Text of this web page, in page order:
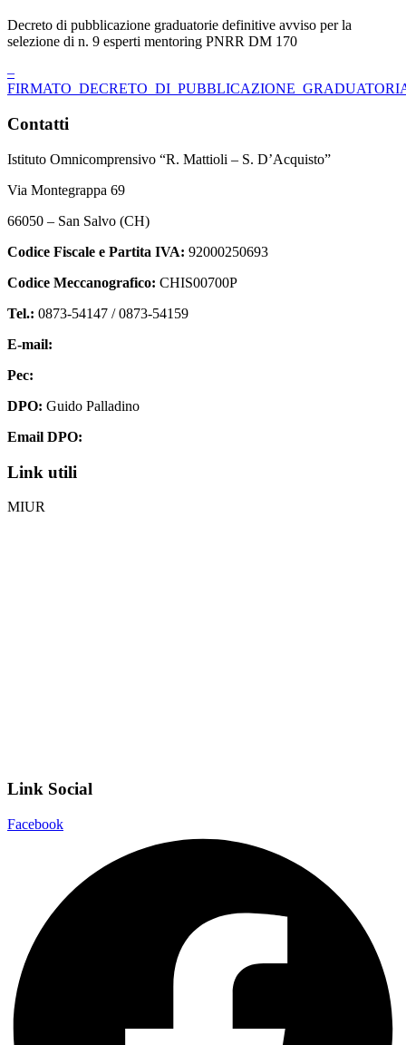
Decreto di pubblicazione graduatorie definitive avviso per la
selezione di n. 9 esperti mentoring PNRR DM 170
–
Contatti
Istituto Omnicomprensivo “R. Mattioli – S. D’Acquisto”
Via Montegrappa 69
66050 – San Salvo (CH)
Codice Fiscale e Partita IVA: 92000250693
Codice Meccanografico: CHIS00700P
Tel.: 0873-54147 /0873-54159
E-mail:
Pec:
DPO: Guido Palladino
Email DPO:
Link utili
MIUR
Link Social
Facebook